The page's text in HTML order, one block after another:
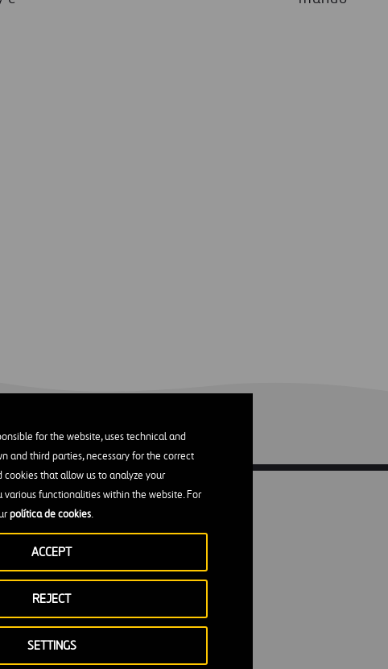
for the website, uses technical and
and third parties, necessary for the correct
that allow us to analyze your
various functionalities within the website. For
política de cookies.
SETTINGS
REJECT
ACCEPT